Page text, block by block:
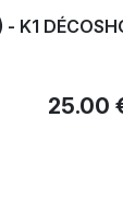
- K1
25.00